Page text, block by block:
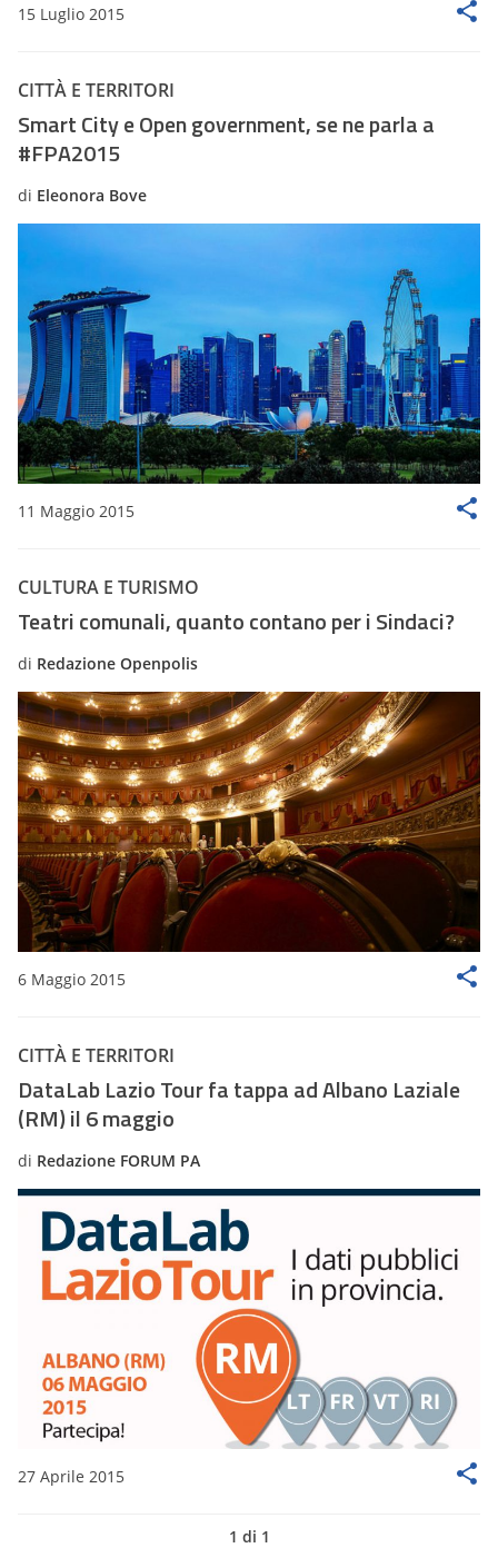
15 Luglio 2015
CITTÀ E TERRITORI
Smart City e Open government, se ne parla a
#FPA2015
di Eleonora Bove
11 Maggio 2015
CULTURA E TURISMO
Teatri comunali, quanto contano per i Sindaci?
di Redazione Openpolis
6 Maggio 2015
CITTÀ E TERRITORI
DataLab Lazio Tour fa tappa ad Albano Laziale
(RM) il 6 maggio
di Redazione FORUM PA
27 Aprile 2015
1 di 1